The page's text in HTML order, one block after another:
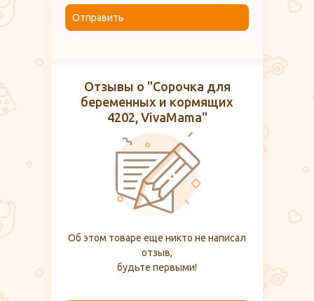
Отправить
Отзывы о "Сорочка для
беременных и кормящих
4202, VivaMama"
Об этом товаре еще никто не написал
отзыв,
будьте первыми!